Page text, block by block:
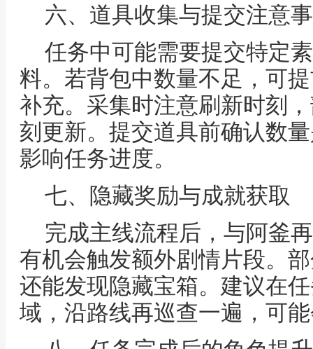
六、道具收集与提交注意
任务中可能需要提交特定
料。若背包中数量不足，可
补充。采集时注意刷新时刻
刻更新。提交道具前确认数
影响任务进度。
七、隐藏奖励与成就获取
完成主线流程后，与阿釜
有机会触发额外剧情片段。
还能发现隐藏宝箱。建议在
域，沿路线再巡查一遍，可